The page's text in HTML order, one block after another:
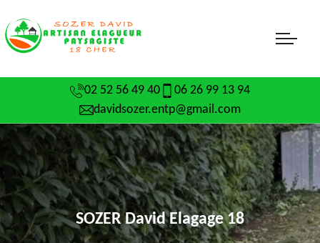
02 52 56 49 40
06 26 99 13 94
davidsozer.entp@gmail.com
SOZER David Elagage 18